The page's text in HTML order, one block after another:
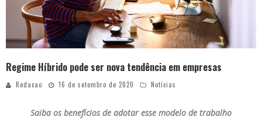
Regime Híbrido pode ser nova tendência em empresas
Redacao 16 de setembro de 2020 Notícias
Saiba os benefícios de adotar esse modelo de trabalho